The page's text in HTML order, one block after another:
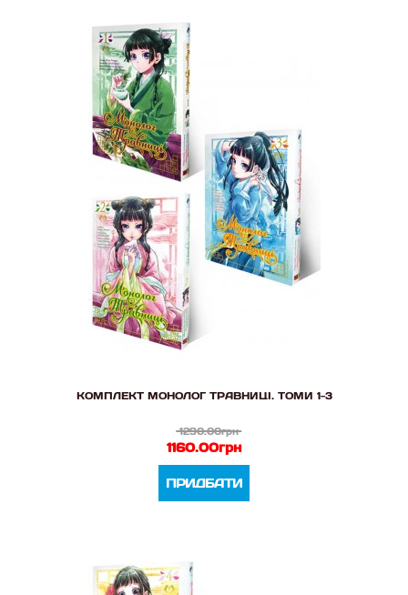
КОМПЛЕКТ МОНОЛОГ ТРАВНИЦІ. ТОМИ 1-3
1290.00грн
1160.00грн
ПРИДБАТИ